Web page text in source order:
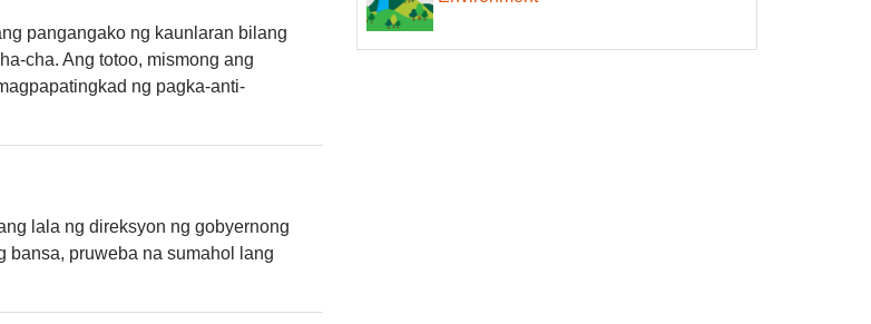
pangangako ng kaunlaran bilang
cha. Ang totoo, mismong ang
ng pagka-anti-
lala ng direksyon ng gobyernong
bansa, pruweba na sumahol lang